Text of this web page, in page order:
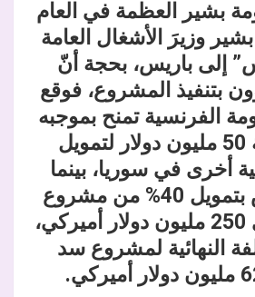
بشير العظمة في العام
بشير وزيرَ الأشغال العامة
إلى باريس، بحجة أنّ
بتنفيذ المشروع، فوقع
الفرنسية تمنح بموجبه
قرضاً بقيمة 50 مليون دولار لتمويل
أخرى في سوريا، بينما
تساهم باريس بتمويل 40% من مشروع
سد الفرات أي 250 مليون دولار أميركي،
النهائية لمشروع سد